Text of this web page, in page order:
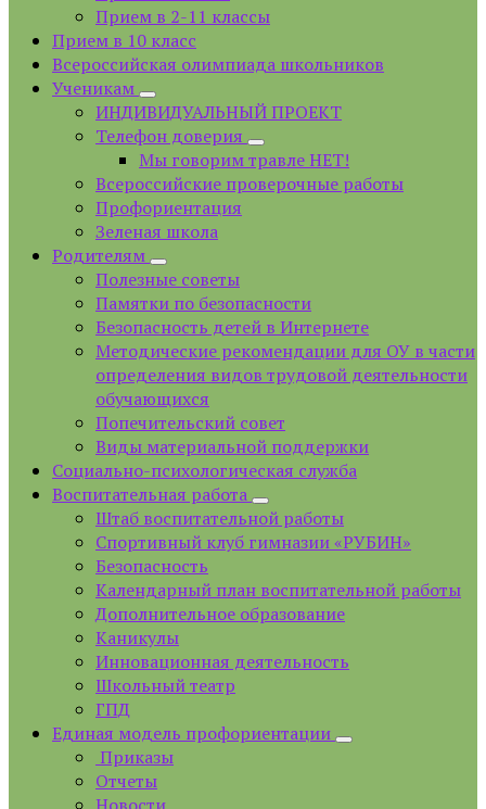
Прием в 2-11 классы
Прием в 10 класс
Всероссийская олимпиада школьников
Ученикам
ИНДИВИДУАЛЬНЫЙ ПРОЕКТ
Телефон доверия
Мы говорим травле НЕТ!
Всероссийские проверочные работы
Профориентация
Зеленая школа
Родителям
Полезные советы
Памятки по безопасности
Безопасность детей в Интернете
Методические рекомендации для ОУ в части
определения видов трудовой деятельности
обучающихся
Попечительский совет
Виды материальной поддержки
Социально-психологическая служба
Воспитательная работа
Штаб воспитательной работы
Спортивный клуб гимназии «РУБИН»
Безопасность
Календарный план воспитательной работы
Дополнительное образование
Каникулы
Инновационная деятельность
Школьный театр
ГПД
Единая модель профориентации
Приказы
Отчеты